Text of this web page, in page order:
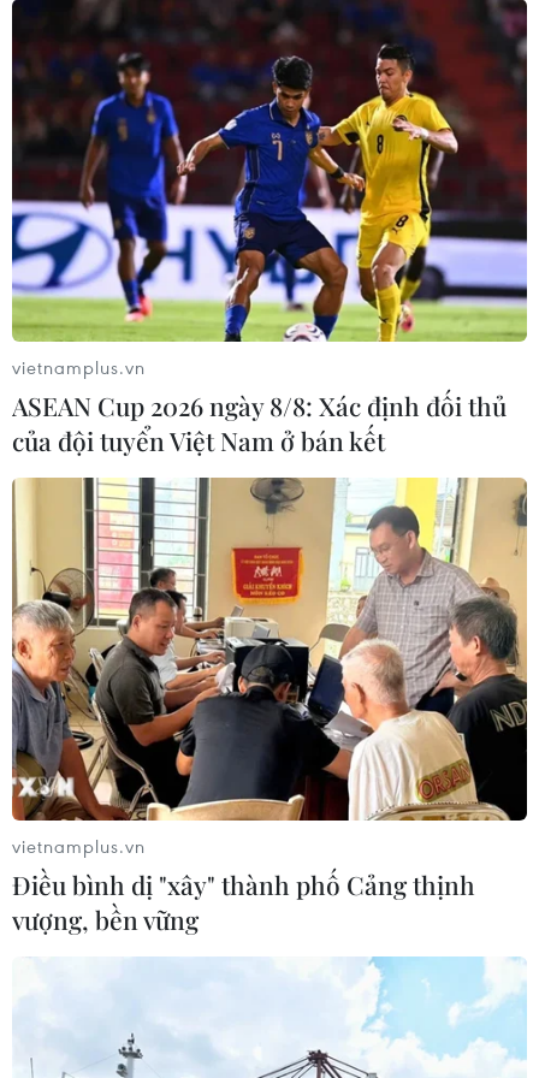
GAS tăng 3,2%, PVD tăng 3,1%, PVB và PVC đều tăng
2,5%, PLX tăng 2,2%...
vietnamplus.vn
ASEAN Cup 2026 ngày 8/8: Xác định đối thủ
của đội tuyển Việt Nam ở bán kết
vietnamplus.vn
Điều bình dị "xây" thành phố Cảng thịnh
vượng, bền vững